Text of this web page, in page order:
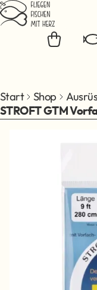
Zum Hauptinhalt
Start Shop
STROFT GTM